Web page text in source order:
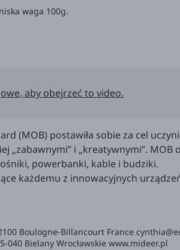
waga 100g.
aby obejrzeć to video.
(MOB) postawiła sobie za cel
„zabawnymi” i „kreatywnymi”. MOB
powerbanki, kable i budziki.
każdemu z innowacyjnych
Boulogne-Billancourt France
040 Bielany Wrocławskie www.mideer.pl